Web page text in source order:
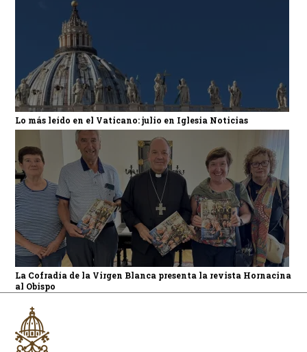
Lo más leído en el Vaticano: julio en Iglesia Noticias
La Cofradía de la Virgen Blanca presenta la revista Hornacina
al Obispo